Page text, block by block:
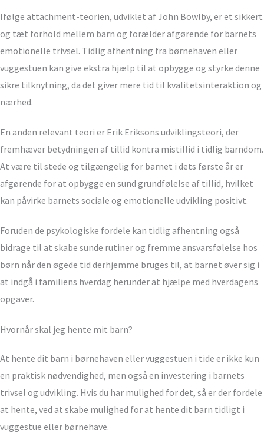
Ifølge attachment-teorien, udviklet af John Bowlby, er et sikkert
og tæt forhold mellem barn og forælder afgørende for barnets
emotionelle trivsel. Tidlig afhentning fra børnehaven eller
vuggestuen kan give ekstra hjælp til at opbygge og styrke denne
sikre tilknytning, da det giver mere tid til kvalitetsinteraktion og
nærhed.
En anden relevant teori er Erik Eriksons udviklingsteori, der
fremhæver betydningen af tillid kontra mistillid i tidlig barndom.
At være til stede og tilgængelig for barnet i dets første år er
afgørende for at opbygge en sund grundfølelse af tillid, hvilket
kan påvirke barnets sociale og emotionelle udvikling positivt.
Foruden de psykologiske fordele kan tidlig afhentning også
bidrage til at skabe sunde rutiner og fremme ansvarsfølelse hos
børn når den øgede tid derhjemme bruges til, at barnet øver sig i
at indgå i familiens hverdag herunder at hjælpe med hverdagens
opgaver.
Hvornår skal jeg hente mit barn?
At hente dit barn i børnehaven eller vuggestuen i tide er ikke kun
en praktisk nødvendighed, men også en investering i barnets
trivsel og udvikling. Hvis du har mulighed for det, så er der fordele
at hente, ved at skabe mulighed for at hente dit barn tidligt i
vuggestue eller børnehave.